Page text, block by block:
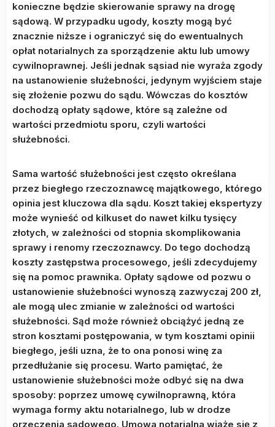
konieczne będzie skierowanie sprawy na drogę
sądową. W przypadku ugody, koszty mogą być
znacznie niższe i ograniczyć się do ewentualnych
opłat notarialnych za sporządzenie aktu lub umowy
cywilnoprawnej. Jeśli jednak sąsiad nie wyraża zgody
na ustanowienie służebności, jedynym wyjściem staje
się złożenie pozwu do sądu. Wówczas do kosztów
dochodzą opłaty sądowe, które są zależne od
wartości przedmiotu sporu, czyli wartości
służebności.
Sama wartość służebności jest często określana
przez biegłego rzeczoznawcę majątkowego, którego
opinia jest kluczowa dla sądu. Koszt takiej ekspertyzy
może wynieść od kilkuset do nawet kilku tysięcy
złotych, w zależności od stopnia skomplikowania
sprawy i renomy rzeczoznawcy. Do tego dochodzą
koszty zastępstwa procesowego, jeśli zdecydujemy
się na pomoc prawnika. Opłaty sądowe od pozwu o
ustanowienie służebności wynoszą zazwyczaj 200 zł,
ale mogą ulec zmianie w zależności od wartości
służebności. Sąd może również obciążyć jedną ze
stron kosztami postępowania, w tym kosztami opinii
biegłego, jeśli uzna, że to ona ponosi winę za
przedłużanie się procesu. Warto pamiętać, że
ustanowienie służebności może odbyć się na dwa
sposoby: poprzez umowę cywilnoprawną, która
wymaga formy aktu notarialnego, lub w drodze
orzeczenia sądowego. Umowa notarialna wiąże się z